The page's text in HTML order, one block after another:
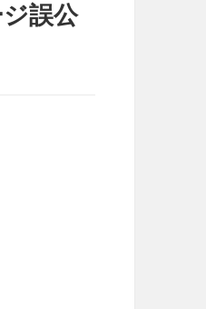
誤公